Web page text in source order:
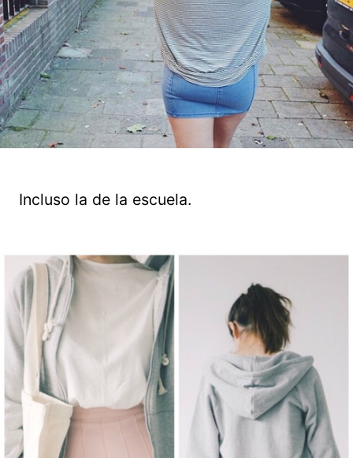
Incluso la de la escuela.